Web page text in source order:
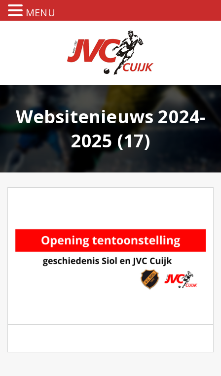
Websitenieuws 2024-
2025 (17)
MENU